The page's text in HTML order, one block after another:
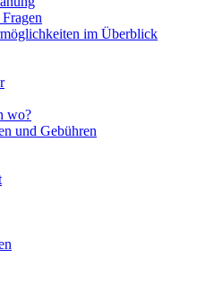
im Überblick
wo?
und Gebühren